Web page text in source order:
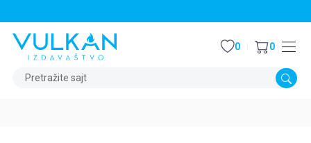
Pretražite sajt
0 0